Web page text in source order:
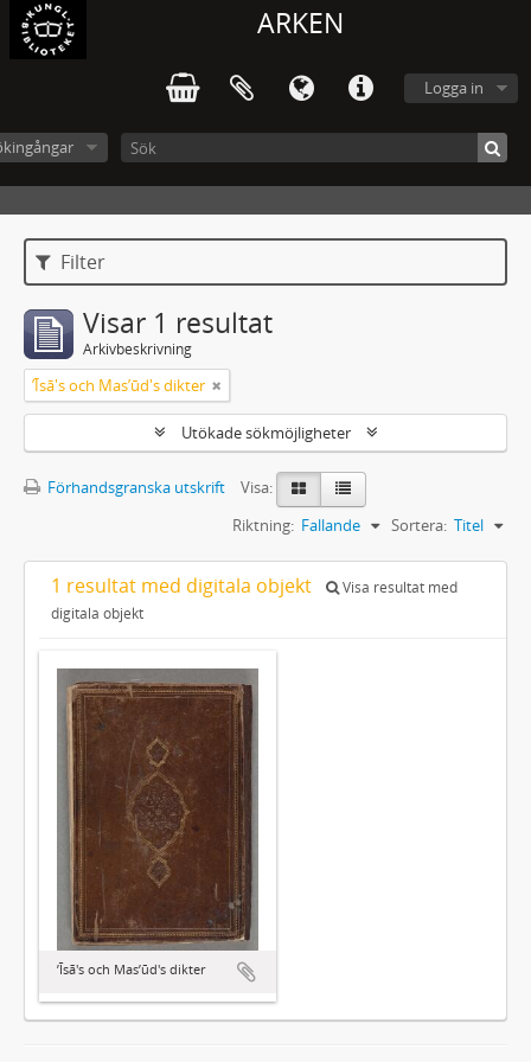
ARKEN
Logga in
Filter
Visar 1 resultat
Arkivbeskrivning
ʼĪsā's och Masʼūd's dikter
Utökade sökmöjligheter
Förhandsgranska utskrift
Visa:
Sortera: Titel
Riktning: Fallande
1 resultat med digitala objekt
Visa resultat med
digitala objekt
ʼĪsā's och Masʼūd's dikter